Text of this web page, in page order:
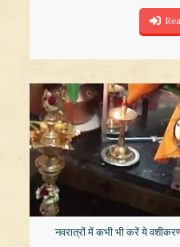
नवरात्रों में कभी भी करें ये